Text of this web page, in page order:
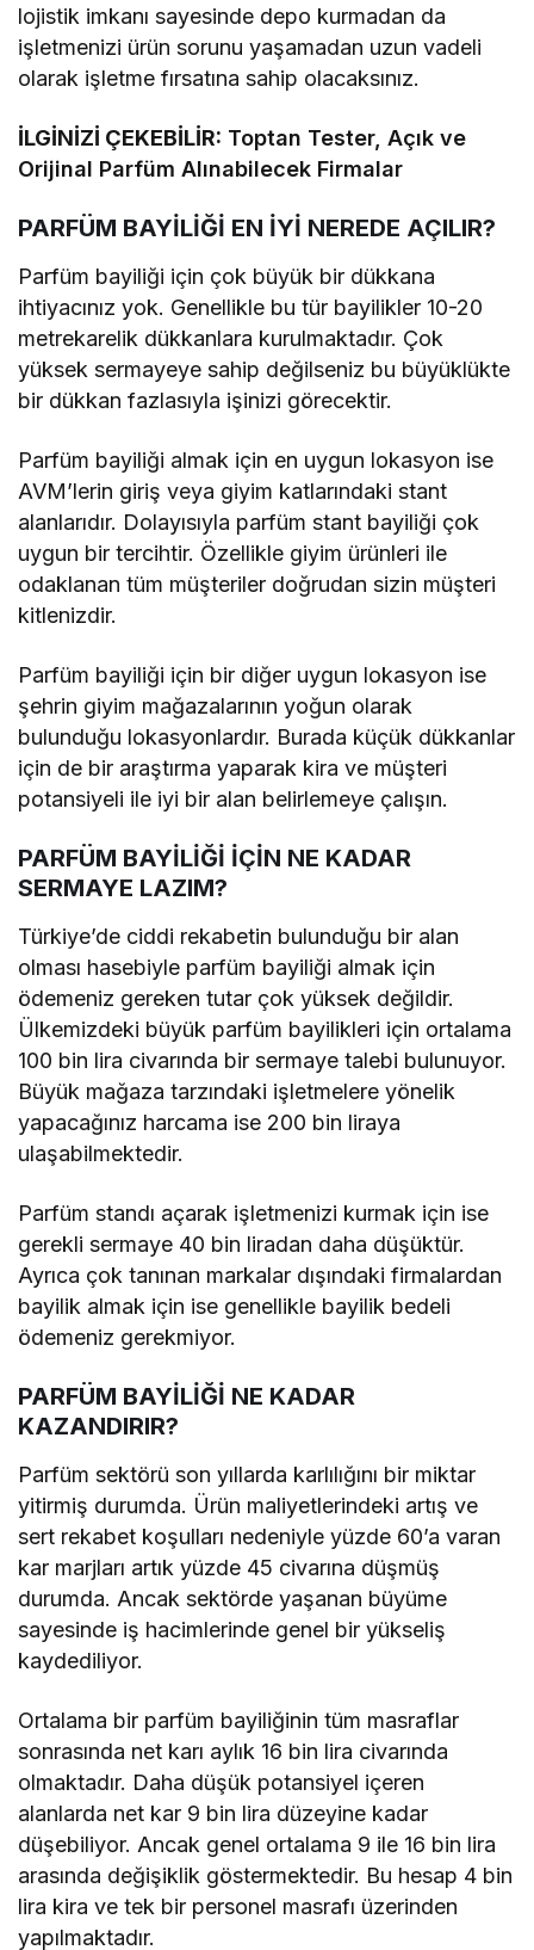
lojistik imkanı sayesinde depo kurmadan da
işletmenizi ürün sorunu yaşamadan uzun vadeli
olarak işletme fırsatına sahip olacaksınız.
İLGİNİZİ ÇEKEBİLİR: Toptan Tester, Açık ve
Orijinal Parfüm Alınabilecek Firmalar
PARFÜM BAYİLİĞİ EN İYİ NEREDE AÇILIR?
Parfüm bayiliği için çok büyük bir dükkana
ihtiyacınız yok. Genellikle bu tür bayilikler 10-20
metrekarelik dükkanlara kurulmaktadır. Çok
yüksek sermayeye sahip değilseniz bu büyüklükte
bir dükkan fazlasıyla işinizi görecektir.
Parfüm bayiliği almak için en uygun lokasyon ise
AVM’lerin giriş veya giyim katlarındaki stant
alanlarıdır. Dolayısıyla parfüm stant bayiliği çok
uygun bir tercihtir. Özellikle giyim ürünleri ile
odaklanan tüm müşteriler doğrudan sizin müşteri
kitlenizdir.
Parfüm bayiliği için bir diğer uygun lokasyon ise
şehrin giyim mağazalarının yoğun olarak
bulunduğu lokasyonlardır. Burada küçük dükkanlar
için de bir araştırma yaparak kira ve müşteri
potansiyeli ile iyi bir alan belirlemeye çalışın.
PARFÜM BAYİLİĞİ İÇİN NE KADAR
SERMAYE LAZIM?
Türkiye’de ciddi rekabetin bulunduğu bir alan
olması hasebiyle parfüm bayiliği almak için
ödemeniz gereken tutar çok yüksek değildir.
Ülkemizdeki büyük parfüm bayilikleri için ortalama
100 bin lira civarında bir sermaye talebi bulunuyor.
Büyük mağaza tarzındaki işletmelere yönelik
yapacağınız harcama ise 200 bin liraya
ulaşabilmektedir.
Parfüm standı açarak işletmenizi kurmak için ise
gerekli sermaye 40 bin liradan daha düşüktür.
Ayrıca çok tanınan markalar dışındaki firmalardan
bayilik almak için ise genellikle bayilik bedeli
ödemeniz gerekmiyor.
PARFÜM BAYİLİĞİ NE KADAR
KAZANDIRIR?
Parfüm sektörü son yıllarda karlılığını bir miktar
yitirmiş durumda. Ürün maliyetlerindeki artış ve
sert rekabet koşulları nedeniyle yüzde 60’a varan
kar marjları artık yüzde 45 civarına düşmüş
durumda. Ancak sektörde yaşanan büyüme
sayesinde iş hacimlerinde genel bir yükseliş
kaydediliyor.
Ortalama bir parfüm bayiliğinin tüm masraflar
sonrasında net karı aylık 16 bin lira civarında
olmaktadır. Daha düşük potansiyel içeren
alanlarda net kar 9 bin lira düzeyine kadar
düşebiliyor. Ancak genel ortalama 9 ile 16 bin lira
arasında değişiklik göstermektedir. Bu hesap 4 bin
lira kira ve tek bir personel masrafı üzerinden
yapılmaktadır.